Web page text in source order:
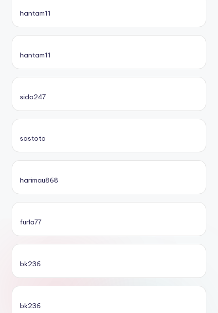
hantam11
hantam11
sido247
sastoto
harimau868
furla77
bk236
bk236